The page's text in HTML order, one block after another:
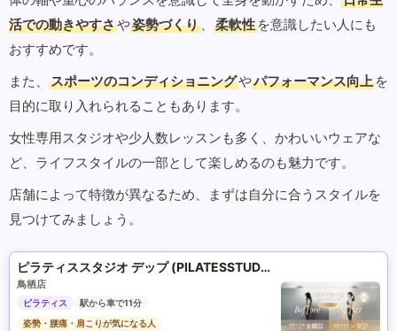
活での動きやすさや姿勢づくり 、 柔軟性 を意識したい人にも
おすすめです。
また、
スポーツのコンディショニングやパフォーマンス向上 を
目的に取り入れられることもあります。
女性専用スタジオや少人数レッスンも多く、かわいいウェアな
ど、ライフスタイルの一部として楽しめるのも魅力です。
店舗によって特徴が異なるため、まずは自分に合うスタイルを
見つけてみましょう。
ピラティススタジオ デップ (PILATESSTUDIO DEP)
鳥栖店
ピラティス
駅から車で11分
姿勢・腰痛・肩こりが気になる人